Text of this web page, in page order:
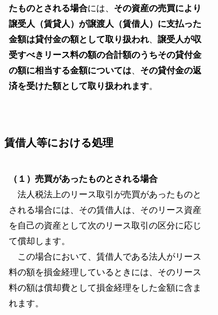
たものとされる場合には、 その資産の売買により
譲受人（賃貸人）が譲渡人（賃借人）に支払った
金額は貸付金の額として取り扱われ、 譲受人が収
受すべきリース料の額の合計額のうちその貸付金
の額に相当する金額については、 その貸付金の返
済を受けた額として取り扱われます。
賃借人等における処理
（１）売買があったものとされる場合
法人税法上のリース取引が売買があったものと
される場合には、その賃借人は、そのリース資産
を自己の資産として次のリース取引の区分に応じ
て償却します。
この場合において、賃借人である法人がリース
料の額を損金経理しているときには、そのリース
料の額は償却費として損金経理をした金額に含ま
れます。